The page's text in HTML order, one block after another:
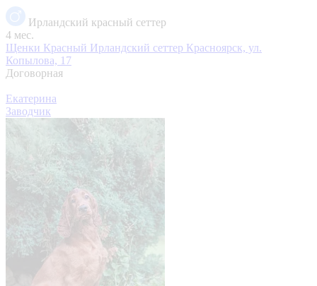
Ирландский красный сеттер
4 мес.
Щенки Красный Ирландский сеттер Красноярск, ул.
Копылова, 17
Договорная
Екатерина
Заводчик